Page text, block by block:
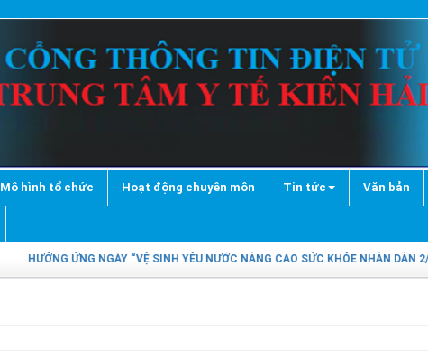
Mô hình tổ chức Hoạt động chuyên môn Tin tức Văn bản
HƯỞNG ỨNG NGÀY “VỆ SINH YÊU NƯỚC NÂNG CAO SỨC KHỎE NHÂN DÂN 2/7”